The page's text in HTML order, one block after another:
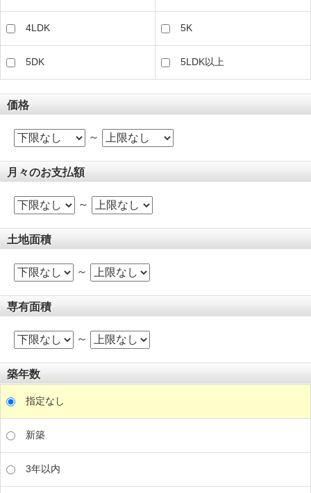
4LDK 5K
5DK 5LDK以上
価格
～
月々のお支払額
～
土地面積
～
専有面積
～
築年数
指定なし
新築
3年以内